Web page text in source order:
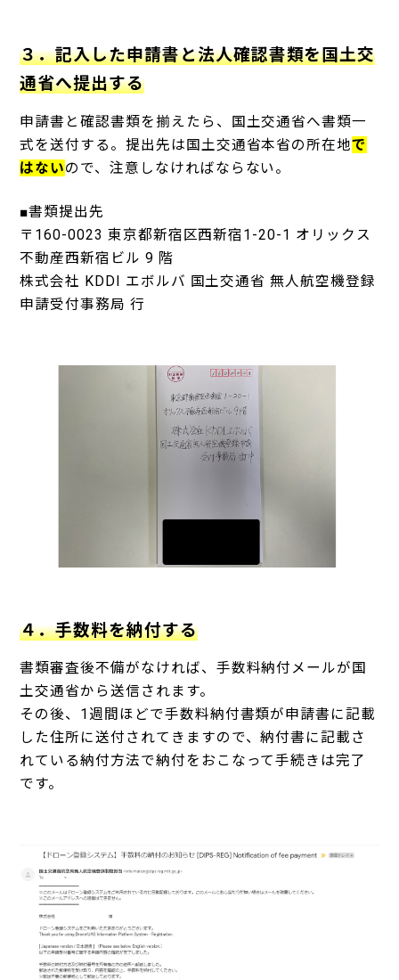
３．記入した申請書と法人確認書類を国土交
通省へ提出する
申請書と確認書類を揃えたら、国土交通省へ書類一
式を送付する。提出先は国土交通省本省の所在地で
はないので、注意しなければならない。
■書類提出先
〒160-0023 東京都新宿区西新宿1-20-1 オリックス
不動産西新宿ビル 9 階
株式会社 KDDI エボルバ 国土交通省 無人航空機登録
申請受付事務局 行
４．手数料を納付する
書類審査後不備がなければ、手数料納付メールが国
土交通省から送信されます。
その後、1週間ほどで手数料納付書類が申請書に記載
した住所に送付されてきますので、納付書に記載さ
れている納付方法で納付をおこなって手続きは完了
です。